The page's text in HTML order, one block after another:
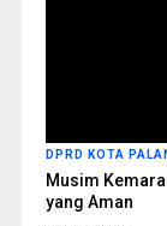
DPRD KOTA
Musim
yang Aman